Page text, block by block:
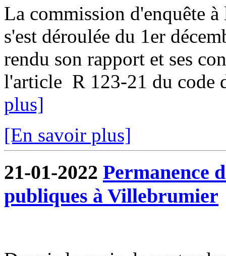
La commission d'enquête
s'est déroulée du 1er
rendu son rapport et ses
l'article R 123-21 du code
plus]
[En savoir plus]
21-01-2022 Permanence
publiques à Villebrumier